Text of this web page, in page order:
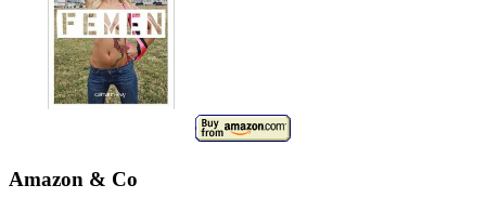
Amazon & Co